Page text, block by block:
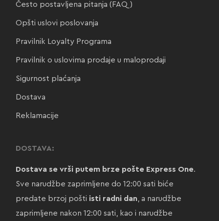
Često postavljena pitanja (FAQ)
Opšti uslovi poslovanja
Pravilnik Loyalty Programa
Pravilnik o uslovima prodaje u maloprodaji
Sigurnost plaćanja
Dostava
Reklamacije
DOSTAVA:
Dostava se vrši putem brze pošte Express One.
Sve narudžbe zaprimljene do 12:00 sati biće
predate brzoj pošti isti radni dan, a narudžbe
zaprimljene nakon 12:00 sati, kao i narudžbe